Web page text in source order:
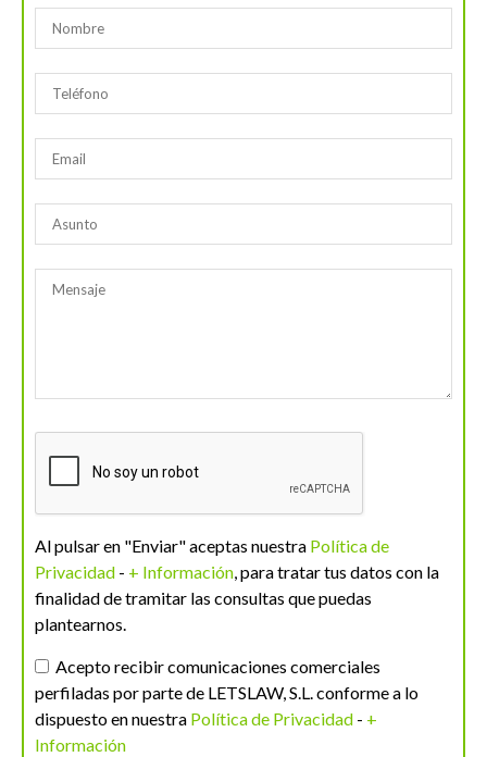
Al pulsar en "Enviar" aceptas nuestra Política de
Privacidad - + Información, para tratar tus datos con la
finalidad de tramitar las consultas que puedas
plantearnos.
Acepto recibir comunicaciones comerciales
perfiladas por parte de LETSLAW, S.L. conforme a lo
dispuesto en nuestra Política de Privacidad - +
Información